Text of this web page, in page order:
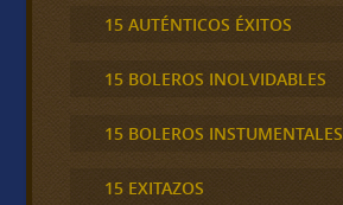
15 AUTÉNTICOS ÉXITOS
15 BOLEROS INOLVIDABLES
15 BOLEROS INSTUMENTALES
15 EXITAZOS